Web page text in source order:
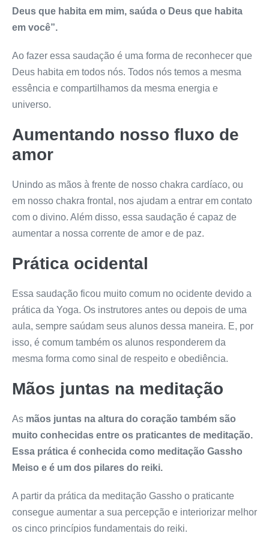
Deus que habita em mim, saúda o Deus que habita
em você”.
Ao fazer essa saudação é uma forma de reconhecer que
Deus habita em todos nós. Todos nós temos a mesma
essência e compartilhamos da mesma energia e
universo.
Aumentando nosso fluxo de
amor
Unindo as mãos à frente de nosso chakra cardíaco, ou
em nosso chakra frontal, nos ajudam a entrar em contato
com o divino. Além disso, essa saudação é capaz de
aumentar a nossa corrente de amor e de paz.
Prática ocidental
Essa saudação ficou muito comum no ocidente devido a
prática da Yoga. Os instrutores antes ou depois de uma
aula, sempre saúdam seus alunos dessa maneira. E, por
isso, é comum também os alunos responderem da
mesma forma como sinal de respeito e obediência.
Mãos juntas na meditação
As mãos juntas na altura do coração também são
muito conhecidas entre os praticantes de meditação.
Essa prática é conhecida como meditação Gassho
Meiso e é um dos pilares do reiki.
A partir da prática da meditação Gassho o praticante
consegue aumentar a sua percepção e interiorizar melhor
os cinco princípios fundamentais do reiki.